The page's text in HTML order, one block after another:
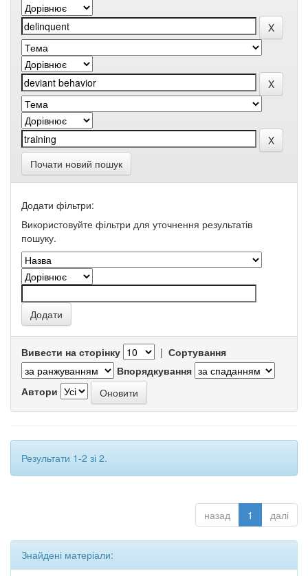
Почати новий пошук
Додати фільтри:
Використовуйте фільтри для уточнення результатів
пошуку.
Вивести на сторінку | Сортування
Впорядкування
Автори
Результати 1-2 зі 2.
назад 1 далі
Знайдені матеріали: